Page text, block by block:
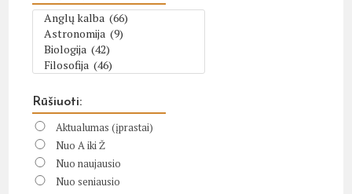
Rūšiuoti:
Aktualumas (įprastai)
Nuo A iki Ž
Nuo naujausio
Nuo seniausio